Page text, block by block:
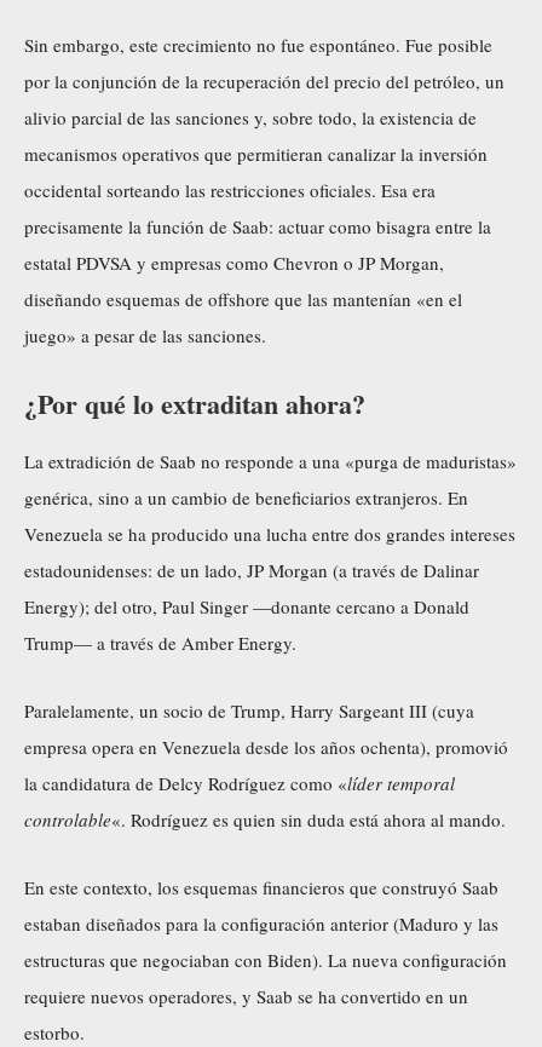
Sin embargo, este crecimiento no fue espontáneo. Fue posible
por la conjunción de la recuperación del precio del petróleo, un
alivio parcial de las sanciones y, sobre todo, la existencia de
mecanismos operativos que permitieran canalizar la inversión
occidental sorteando las restricciones oficiales. Esa era
precisamente la función de Saab: actuar como bisagra entre la
estatal PDVSA y empresas como Chevron o JP Morgan,
diseñando esquemas de offshore que las mantenían «en el
juego» a pesar de las sanciones.
¿Por qué lo extraditan ahora?
La extradición de Saab no responde a una «purga de maduristas»
genérica, sino a un cambio de beneficiarios extranjeros. En
Venezuela se ha producido una lucha entre dos grandes intereses
estadounidenses: de un lado, JP Morgan (a través de Dalinar
Energy); del otro, Paul Singer —donante cercano a Donald
Trump— a través de Amber Energy.
Paralelamente, un socio de Trump, Harry Sargeant III (cuya
empresa opera en Venezuela desde los años ochenta), promovió
la candidatura de Delcy Rodríguez como «líder temporal
controlable«. Rodríguez es quien sin duda está ahora al mando.
En este contexto, los esquemas financieros que construyó Saab
estaban diseñados para la configuración anterior (Maduro y las
estructuras que negociaban con Biden). La nueva configuración
requiere nuevos operadores, y Saab se ha convertido en un
estorbo.